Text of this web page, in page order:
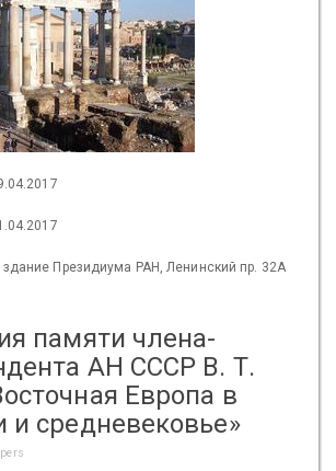
Президиума РАН, Ленинский пр. 32А
памяти члена-
АН СССР В. Т.
Европа в
и средневековье»